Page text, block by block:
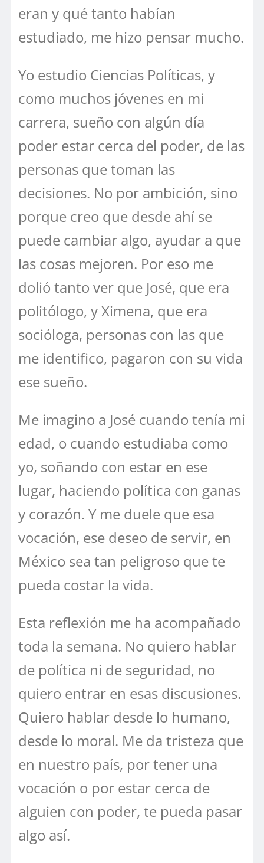
eran y qué tanto habían
estudiado, me hizo pensar mucho.
Yo estudio Ciencias Políticas, y
como muchos jóvenes en mi
carrera, sueño con algún día
poder estar cerca del poder, de las
personas que toman las
decisiones. No por ambición, sino
porque creo que desde ahí se
puede cambiar algo, ayudar a que
las cosas mejoren. Por eso me
dolió tanto ver que José, que era
politólogo, y Ximena, que era
socióloga, personas con las que
me identifico, pagaron con su vida
ese sueño.
Me imagino a José cuando tenía mi
edad, o cuando estudiaba como
yo, soñando con estar en ese
lugar, haciendo política con ganas
y corazón. Y me duele que esa
vocación, ese deseo de servir, en
México sea tan peligroso que te
pueda costar la vida.
Esta reflexión me ha acompañado
toda la semana. No quiero hablar
de política ni de seguridad, no
quiero entrar en esas discusiones.
Quiero hablar desde lo humano,
desde lo moral. Me da tristeza que
en nuestro país, por tener una
vocación o por estar cerca de
alguien con poder, te pueda pasar
algo así.